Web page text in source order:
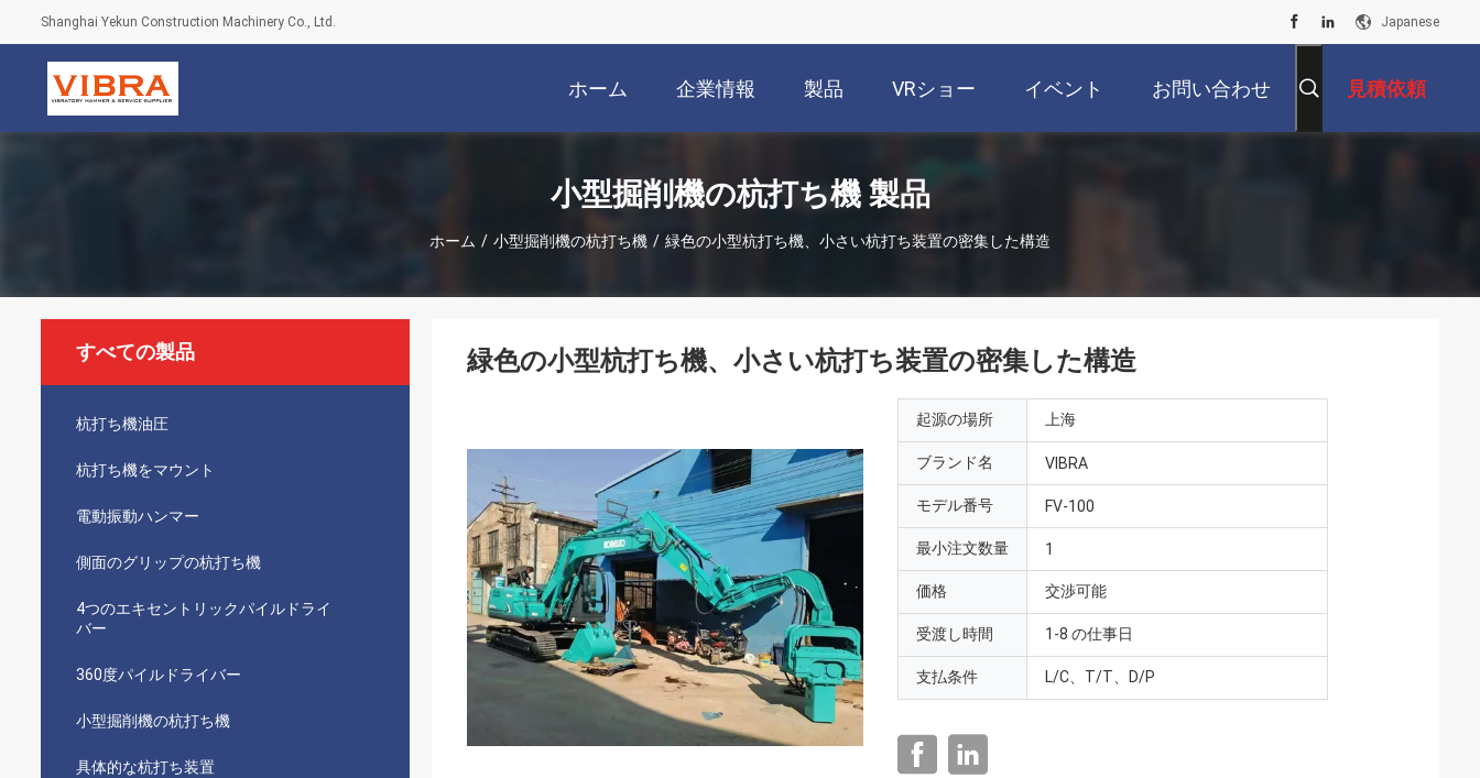
Shanghai Yekun Construction Machinery Co., Ltd. Japanese
ホーム 企業情報 製品 VRショー イベント お問い合わせ 見積依頼
小型掘削機の杭打ち機 製品
ホーム / 小型掘削機の杭打ち機 / 緑色の小型杭打ち機、小さい杭打ち装置の密集した構造
すべての製品
杭打ち機油圧
杭打ち機をマウント
電動振動ハンマー
側面のグリップの杭打ち機
4つのエキセントリックパイルドライ
バー
360度パイルドライバー
小型掘削機の杭打ち機
具体的な杭打ち装置
緑色の小型杭打ち機、小さい杭打ち装置の密集した構造
起源の場所 上海
ブランド名 VIBRA
モデル番号 FV-100
最小注文数量 1
価格 交渉可能
受渡し時間 1-8 の仕事日
支払条件 L/C、T/T、D/P